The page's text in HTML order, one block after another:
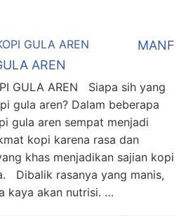
MANF
AREN
GULA AREN Siapa sih yang
gula aren? Dalam beberapa
gula aren sempat menjadi
kopi karena rasa dan
khas menjadikan sajian kopi
Dibalik rasanya yang manis,
kaya akan nutrisi. …